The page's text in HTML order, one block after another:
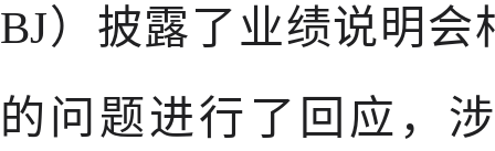
BJ）披露了业绩说明
的问题进行了回应，